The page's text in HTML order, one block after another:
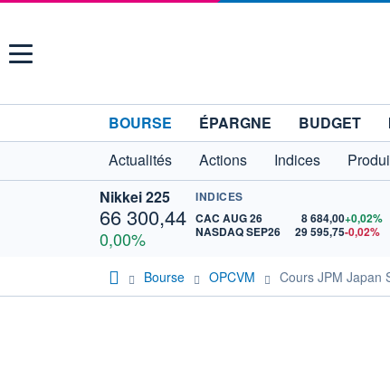
Menu
BOURSE ÉPARGNE BUDGET
Actualités
Actions Indices
Nikkei 225
66 300,44
0,00%
INDICES
CAC AUG 26
8 684,00+0,02%
NASDAQ SEP26
29 595,75-0,02%
Bourse OPCVM Cours JPM Japan